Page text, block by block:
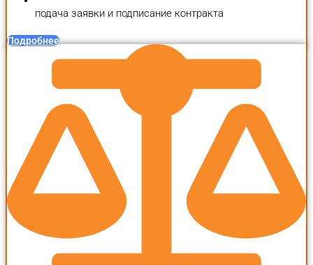
подача заявки и подписание контракта
Подробнее